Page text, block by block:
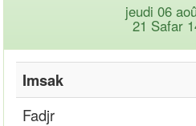
jeudi 06
21 Safar
Imsak
Fadjr